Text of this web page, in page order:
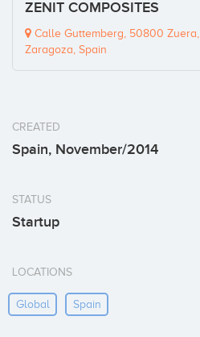
ZENIT COMPOSITES
Calle Guttemberg, 50800 Zuera,
Zaragoza, Spain
CREATED
Spain, November/2014
STATUS
Startup
LOCATIONS
Global Spain